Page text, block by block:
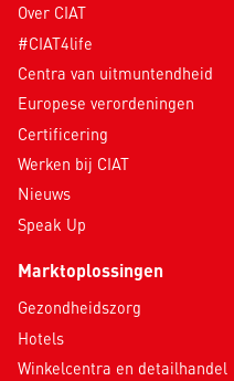
Over CIAT
#CIAT4life
Centra van uitmuntendheid
Europese verordeningen
Certificering
Werken bij CIAT
Nieuws
Speak Up
Marktoplossingen
Gezondheidszorg
Hotels
Winkelcentra en detailhandel